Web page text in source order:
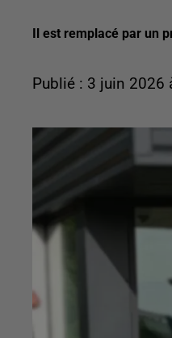
Il est remplacé par un
Publié : 3 juin 2026